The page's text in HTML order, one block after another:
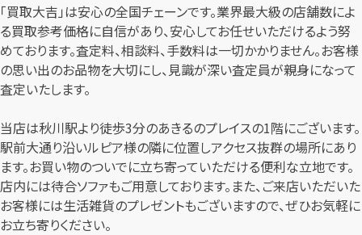
「買取大吉」は安心の全国チェーンです。業界最大級の店舗数によ
る買取参考価格に自信があり、安心してお任せいただけるよう努
めております。査定料、相談料、手数料は一切かかりません。お客様
の思い出のお品物を大切にし、見識が深い査定員が親身になって
査定いたします。
当店は秋川駅より徒歩3分のあきるのプレイスの1階にございます。
駅前大通り沿いルピア様の隣に位置しアクセス抜群の場所にあり
ます。お買い物のついでに立ち寄っていただける便利な立地です。
店内には待合ソファもご用意しております。また、ご来店いただいた
お客様には生活雑貨のプレゼントもございますので、ぜひお気軽に
お立ち寄りください。